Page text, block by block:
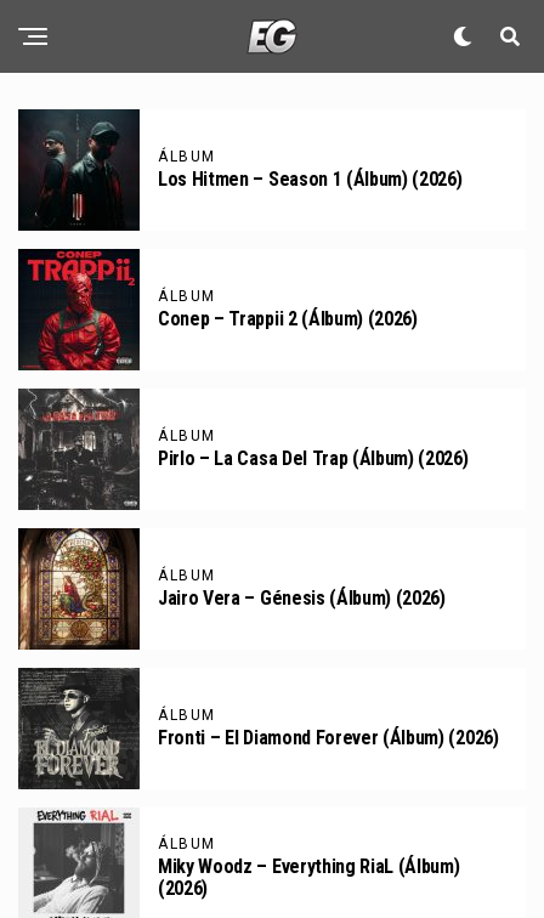
ÁLBUM
Los Hitmen – Season 1 (Álbum) (2026)
ÁLBUM
Conep – Trappii 2 (Álbum) (2026)
ÁLBUM
Pirlo – La Casa Del Trap (Álbum) (2026)
ÁLBUM
Jairo Vera – Génesis (Álbum) (2026)
ÁLBUM
Fronti – El Diamond Forever (Álbum) (2026)
ÁLBUM
Miky Woodz – Everything RiaL (Álbum)
(2026)